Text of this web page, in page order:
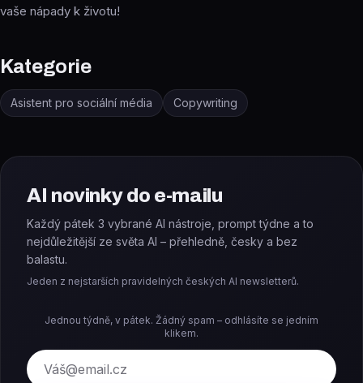
vaše nápady k životu!
Kategorie
Asistent pro sociální média Copywriting
AI novinky do e-mailu
Každý pátek 3 vybrané AI nástroje, prompt týdne a to
nejdůležitější ze světa AI – přehledně, česky a bez
balastu.
Jeden z nejstarších pravidelných českých AI newsletterů.
Jednou týdně, v pátek. Žádný spam – odhlásíte se jedním
klikem.
E-mail